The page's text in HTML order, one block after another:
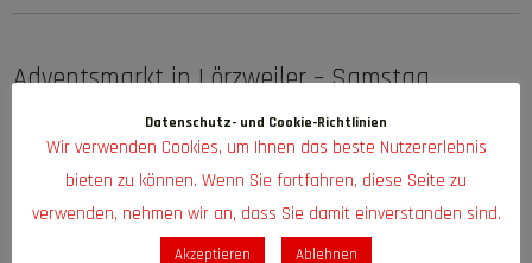
Adventsmarkt in Lörzweiler – Samstag,
Keine Kommentare |
Uncategorized
Besucht uns ab 16:00 – 22:00 Uhr am Stand vom FC Lörzweiler. Es
gibt Heiß- und Kaltgetränke für Groß und Klein. Ebenfalls werden
Datenschutz- und Cookie-Richtlinien
Wir verwenden Cookies, um Ihnen das beste Nutzererlebnis
bieten zu können. Wenn Sie fortfahren, diese Seite zu
verwenden, nehmen wir an, dass Sie damit einverstanden sind.
Akzeptieren Ablehnen